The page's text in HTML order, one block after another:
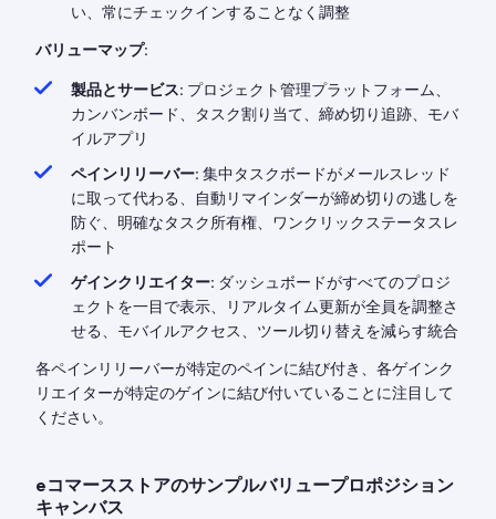
い、常にチェックインすることなく調整
バリューマップ:
製品とサービス: プロジェクト管理プラットフォーム、
カンバンボード、タスク割り当て、締め切り追跡、モバ
イルアプリ
ペインリリーバー: 集中タスクボードがメールスレッド
に取って代わる、自動リマインダーが締め切りの逃しを
防ぐ、明確なタスク所有権、ワンクリックステータスレ
ポート
ゲインクリエイター: ダッシュボードがすべてのプロジ
ェクトを一目で表示、リアルタイム更新が全員を調整さ
せる、モバイルアクセス、ツール切り替えを減らす統合
各ペインリリーバーが特定のペインに結び付き、各ゲインク
リエイターが特定のゲインに結び付いていることに注目して
ください。
eコマースストアのサンプルバリュープロポジション
キャンバス